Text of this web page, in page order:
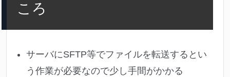
ころ
サーバにSFTP等でファイルを転送するとい
う作業が必要なので少し手間がかかる